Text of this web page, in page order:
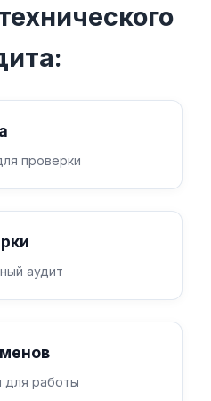
проверки
аудит
работы